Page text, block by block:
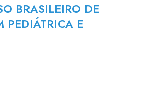
BRASILEIRO DE
PEDIÁTRICA E